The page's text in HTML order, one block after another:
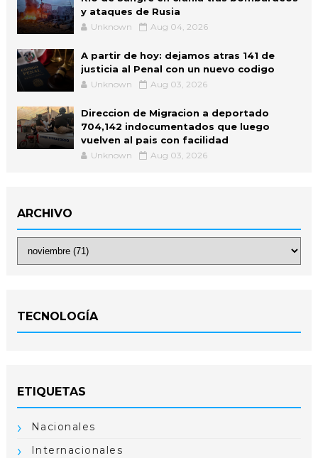
y ataques de Rusia
Unknown Aug 04, 2026
A partir de hoy: dejamos atras 141 de
justicia al Penal con un nuevo codigo
Unknown Aug 03, 2026
Direccion de Migracion a deportado
704,142 indocumentados que luego
vuelven al pais con facilidad
Unknown Aug 03, 2026
ARCHIVO
TECNOLOGÍA
ETIQUETAS
Nacionales
Internacionales